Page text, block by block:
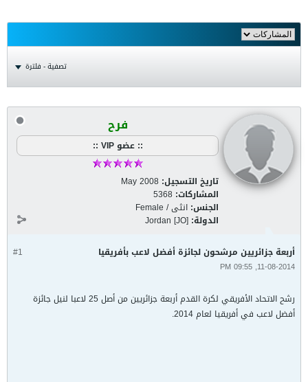
تصفية - فلترة
فرح
:: عضو VIP ::
تاريخ التسجيل: May 2008
المشاركات: 5368
الجنس: انثى / Female
الدولة: Jordan [JO]
#1 أربعة جزائريين مرشحون لجائزة أفضل لاعب بأفريقيا
11-08-2014, 09:55 PM
رشح الاتحاد الأفريقي لكرة القدم أربعة جزائريين من أصل 25 لاعبا لنيل جائزة
أفضل لاعب في أفريقيا لعام 2014.